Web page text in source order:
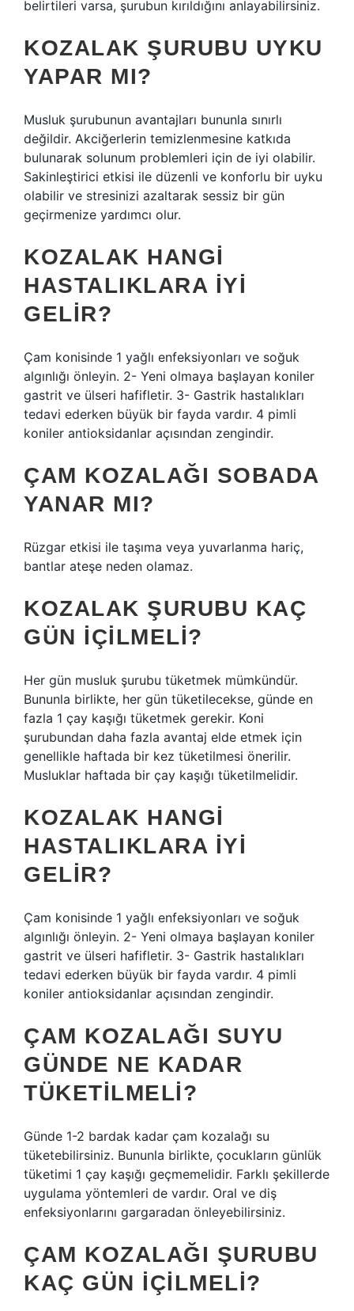
belirtileri varsa, şurubun kırıldığını anlayabilirsiniz.
KOZALAK ŞURUBU UYKU
YAPAR MI?
Musluk şurubunun avantajları bununla sınırlı
değildir. Akciğerlerin temizlenmesine katkıda
bulunarak solunum problemleri için de iyi olabilir.
Sakinleştirici etkisi ile düzenli ve konforlu bir uyku
olabilir ve stresinizi azaltarak sessiz bir gün
geçirmenize yardımcı olur.
KOZALAK HANGI
HASTALIKLARA IYI
GELIR?
Çam konisinde 1 yağlı enfeksiyonları ve soğuk
algınlığı önleyin. 2- Yeni olmaya başlayan koniler
gastrit ve ülseri hafifletir. 3- Gastrik hastalıkları
tedavi ederken büyük bir fayda vardır. 4 pimli
koniler antioksidanlar açısından zengindir.
ÇAM KOZALAĞI SOBADA
YANAR MI?
Rüzgar etkisi ile taşıma veya yuvarlanma hariç,
bantlar ateşe neden olamaz.
KOZALAK ŞURUBU KAÇ
GÜN IÇILMELI?
Her gün musluk şurubu tüketmek mümkündür.
Bununla birlikte, her gün tüketilecekse, günde en
fazla 1 çay kaşığı tüketmek gerekir. Koni
şurubundan daha fazla avantaj elde etmek için
genellikle haftada bir kez tüketilmesi önerilir.
Musluklar haftada bir çay kaşığı tüketilmelidir.
KOZALAK HANGI
HASTALIKLARA IYI
GELIR?
Çam konisinde 1 yağlı enfeksiyonları ve soğuk
algınlığı önleyin. 2- Yeni olmaya başlayan koniler
gastrit ve ülseri hafifletir. 3- Gastrik hastalıkları
tedavi ederken büyük bir fayda vardır. 4 pimli
koniler antioksidanlar açısından zengindir.
ÇAM KOZALAĞI SUYU
GÜNDE NE KADAR
TÜKETILMELI?
Günde 1-2 bardak kadar çam kozalağı su
tüketebilirsiniz. Bununla birlikte, çocukların günlük
tüketimi 1 çay kaşığı geçmemelidir. Farklı şekillerde
uygulama yöntemleri de vardır. Oral ve diş
enfeksiyonlarını gargaradan önleyebilirsiniz.
ÇAM KOZALAĞI ŞURUBU
KAÇ GÜN IÇILMELI?